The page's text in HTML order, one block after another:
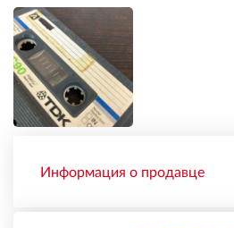
Информация о продавце